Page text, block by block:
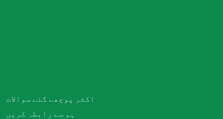
اکثر پوچھے گئے سوالات
ہم سے رابطہ کریں